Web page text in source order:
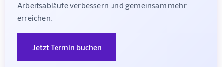
Arbeitsabläufe verbessern und gemeinsam mehr
erreichen.
Jetzt Termin buchen